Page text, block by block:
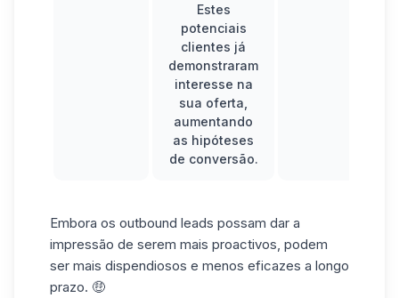
Estes
potenciais
clientes já
demonstraram
interesse na
sua oferta,
aumentando
as hipóteses
de conversão.
Embora os outbound leads possam dar a
impressão de serem mais proactivos, podem
ser mais dispendiosos e menos eficazes a longo
prazo. 🤑